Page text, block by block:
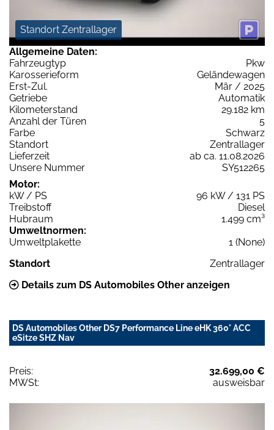
Standort Zentrallager
Allgemeine Daten:
Fahrzeugtyp
Pkw
Karosserieform
Geländewagen
Erst-Zul.
Mär / 2025
Getriebe
Automatik
Kilometerstand
29.182 km
Anzahl der Türen
5
Farbe
Schwarz
Standort
Zentrallager
Lieferzeit
ab ca. 11.08.2026
Unsere Nummer
SY512265
Motor:
kW / PS
96 kW / 131 PS
Treibstoff
Diesel
Hubraum
1.499 cm³
Umweltnormen:
Umweltplakette
1 (None)
Standort
Zentrallager
Details zum DS Automobiles Other anzeigen
DS Automobiles Other DS7 Performance Line eHK 360° ACC
eSitze SHZ Nav
Preis:
32.699,00 €
MWSt:
ausweisbar